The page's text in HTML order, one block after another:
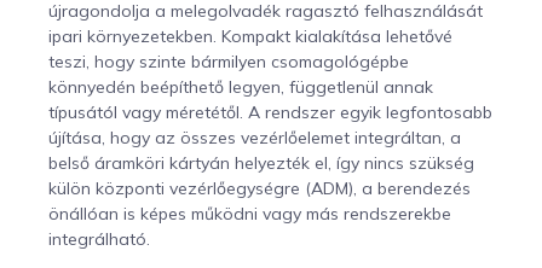
újragondolja a melegolvadék ragasztó felhasználását
ipari környezetekben. Kompakt kialakítása lehetővé
teszi, hogy szinte bármilyen csomagológépbe
könnyedén beépíthető legyen, függetlenül annak
típusától vagy méretétől. A rendszer egyik legfontosabb
újítása, hogy az összes vezérlőelemet integráltan, a
belső áramköri kártyán helyezték el, így nincs szükség
külön központi vezérlőegységre (ADM), a berendezés
önállóan is képes működni vagy más rendszerekbe
integrálható.